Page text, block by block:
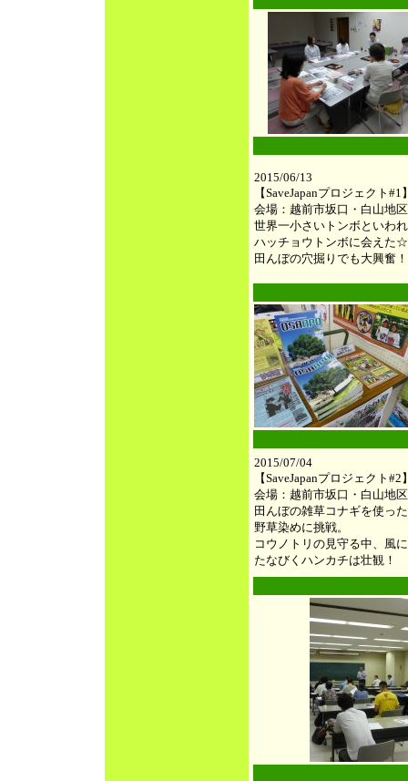
2015/06/13
【SaveJapanプロジェクト#1
会場：越前市坂口・白山地区
世界一小さいトンボといわ
ハッチョウトンボに会えた☆
田んぼの穴掘りでも大興奮！
2015/07/04
【SaveJapanプロジェクト#2
会場：越前市坂口・白山地区
田んぼの雑草コナギを使った
野草染めに挑戦。
コウノトリの見守る中、風に
たなびくハンカチは壮観！